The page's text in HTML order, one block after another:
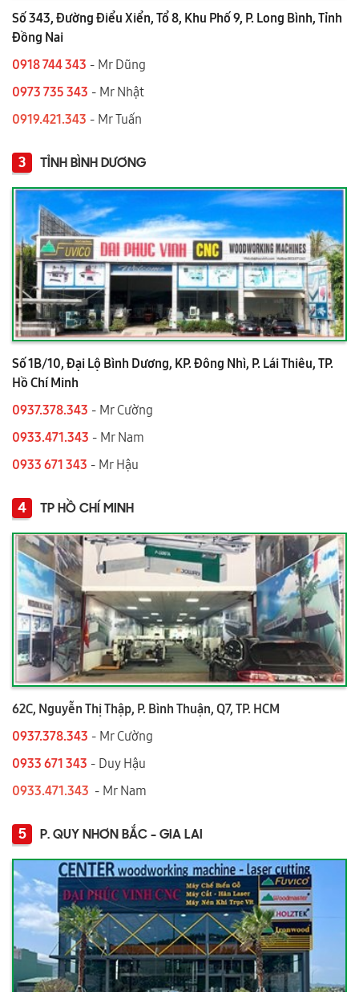
Số 343, Đường Điểu Xiển, Tổ 8, Khu Phố 9, P. Long Bình, Tỉnh
Đồng Nai
0918 744 343 - Mr Dũng
0973 735 343 - Mr Nhật
0919.421.343 ​​​​​​ - Mr Tuấn
3 TỈNH BÌNH DƯƠNG
Số 1B/10, Đại Lộ Bình Dương, KP. Đông Nhì, P. Lái Thiêu, TP.
Hồ Chí Minh
0937.378.343 - Mr Cường
0933.471.343 - Mr Nam
0933 671 343 - Mr Hậu
4 TP HỒ CHÍ MINH
62C, Nguyễn Thị Thập, P. Bình Thuận, Q7, TP. HCM
0937.378.343 - Mr Cường
0933 671 343 - Duy Hậu
0933.471.343 - Mr Nam
5 P. QUY NHƠN BẮC - GIA LAI